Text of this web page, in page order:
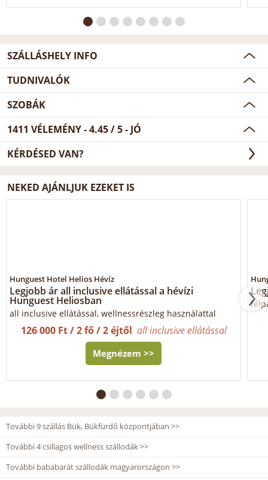
SZÁLLÁSHELY INFO
TUDNIVALÓK
SZOBÁK
1411 VÉLEMÉNY -4.45/5- JÓ
KÉRDÉSED VAN?
NEKED AJÁNLJUK EZEKET IS
Hunguest Hotel Helios Hévíz
Legjobb ár all inclusive ellátással a hévízi
Hunguest Heliosban
all inclusive ellátással, wellnessrészleg használattal
126 000 Ft / 2 fő / 2 éjtől all inclusive ellátással
Megnézem >>
További 9 szállás Bük, Bükfürdő központjában >>
További 4 csillagos wellness szállodák >>
További bababarát szállodák magyarországon >>